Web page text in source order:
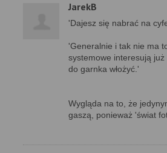
JarekB
'Dajesz się nabrać na
'Generalnie i tak nie ma
systemowe interesują
do garnka włożyć.'
Wygląda na to, że
gaszą, ponieważ 'świat